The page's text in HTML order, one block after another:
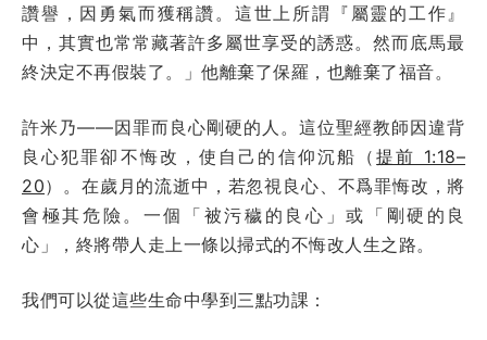
讚譽，因勇氣而獲稱讚。這世上所謂『屬靈的工作』
中，其實也常常藏著許多屬世享受的誘惑。然而底馬最
終決定不再假裝了。」他離棄了保羅，也離棄了福音。
許米乃——因罪而良心剛硬的人。這位聖經教師因違背
良心犯罪卻不悔改，使自己的信仰沉船（提前 1:18–
20）。在歲月的流逝中，若忽視良心、不爲罪悔改，將
會極其危險。一個「被污穢的良心」或「剛硬的良
心」，終將帶人走上一條以掃式的不悔改人生之路。
我們可以從這些生命中學到三點功課：